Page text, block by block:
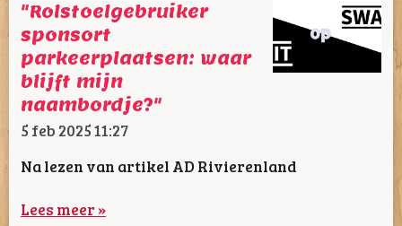
"Rolstoelgebruiker
sponsort
parkeerplaatsen: waar
blijft mijn
naambordje?"
5 feb 202511:27
Na lezen van artikel AD Rivierenland
Lees meer »